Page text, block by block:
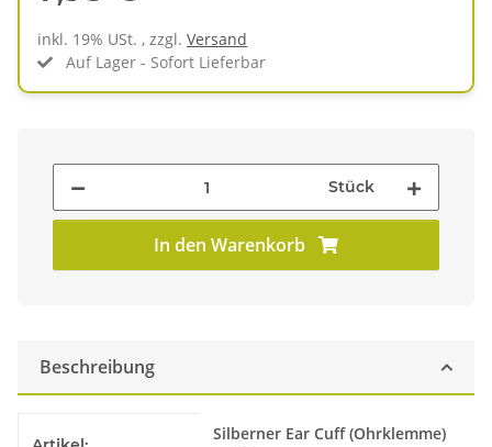
inkl. 19% USt. , zzgl. Versand
Auf Lager - Sofort Lieferbar
Stück
In den Warenkorb
Beschreibung
Silberner Ear Cuff (Ohrklemme)